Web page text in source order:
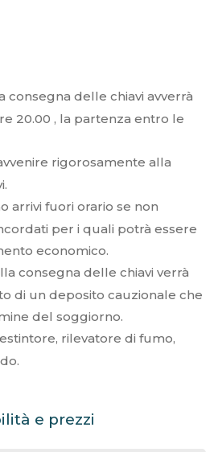
consegna delle chiavi avverrà
20.00 , la partenza entro le
rigorosamente alla
arrivi fuori orario se non
per i quali potrà essere
economico.
consegna delle chiavi verrà
di un deposito cauzionale che
del soggiorno.
estintore, rilevatore di fumo,
e prezzi